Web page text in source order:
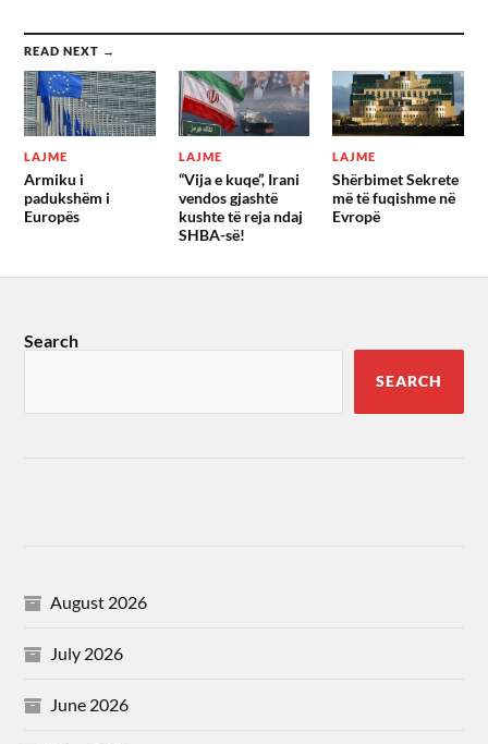
READ NEXT →
LAJME
Armiku i
padukshëm i
Europës
LAJME
“Vija e kuqe”, Irani
vendos gjashtë
kushte të reja ndaj
SHBA-së!
LAJME
Shërbimet Sekrete
më të fuqishme në
Evropë
Search
SEARCH
August 2026
July 2026
June 2026